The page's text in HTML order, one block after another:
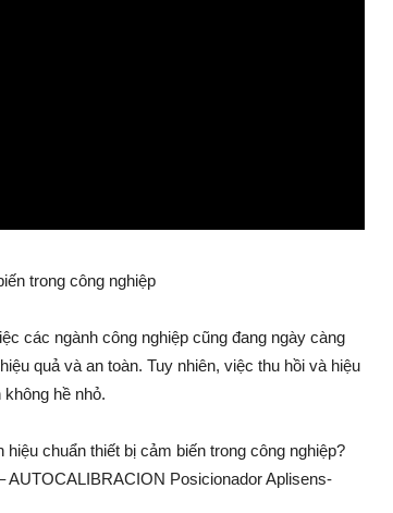
trong công nghiệp
các ngành công nghiệp cũng đang ngày càng
quả và an toàn. Tuy nhiên, việc thu hồi và hiệu
hề nhỏ.
chuẩn thiết bị cảm biến trong công nghiệp?
AUTOCALIBRACION Posicionador Aplisens-